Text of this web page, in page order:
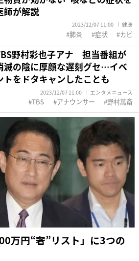
師が解説
2023/12/07 11:00 健康
肺炎 症状 カビ
野村彩也子アナ 担当番組が
滅の陰に厚顔な遅刻グセ…イベ
トをドタキャンしたことも
2023/12/07 11:00 エンタメニュース
TBS アナウンサー 野村萬斎
万円“奢”リスト」に3つの